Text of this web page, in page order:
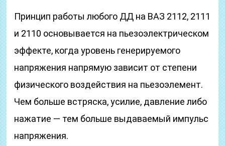
Принцип работы любого ДД на ВАЗ 2112, 2111
и 2110 основывается на пьезоэлектрическом
эффекте, когда уровень генерируемого
напряжения напрямую зависит от степени
физического воздействия на пьезоэлемент.
Чем больше встряска, усилие, давление либо
нажатие — тем больше выдаваемый импульс
напряжения.